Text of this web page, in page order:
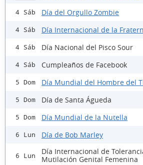
4 Sáb Día del Orgullo Zombie
4 Sáb Día Internacional de la
4 Sáb Día Nacional del Pisco Sour
4 Sáb Cumpleaños de Facebook
5 Dom Día Mundial del Hombre del
5 Dom Día de Santa Águeda
5 Dom Día Mundial de la Nutella
6 Lun Día de Bob Marley
6 Lun
Día Internacional de
Mutilación Genital Femenina